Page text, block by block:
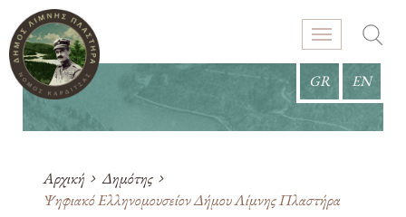
GR EN
Αρχική
Δημότης
Ψηφιακό Ελληνομουσείον Δήμου Λίμνης Πλαστήρα